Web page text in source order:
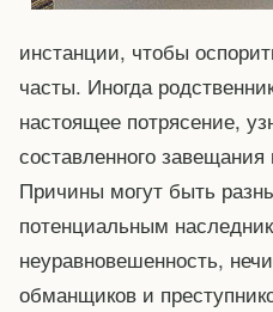
инстанции, чтобы
часты. Иногда
настоящее потрясение,
составленного
Причины могут быть
потенциальным
неуравновешенность,
обманщиков и